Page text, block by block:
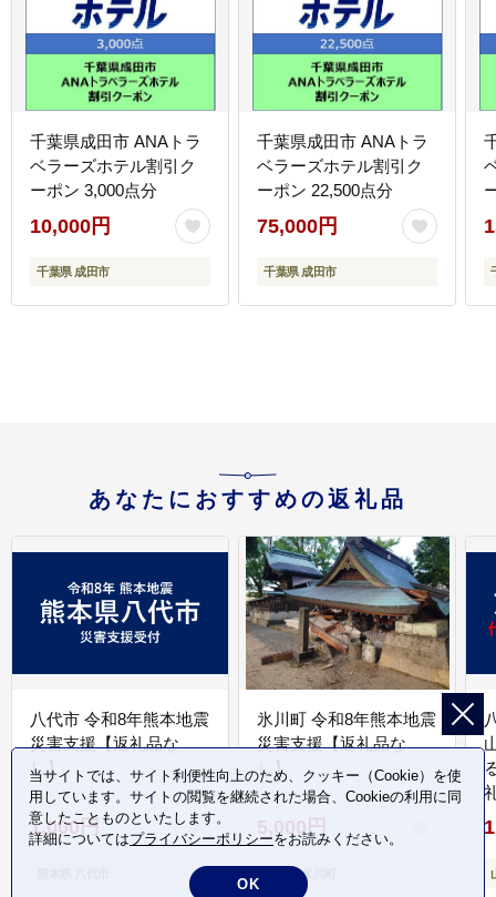
千葉県成田市 ANAトラ
ベラーズホテル割引ク
ーポン 3,000点分
10,000円
千葉県 成田市
千葉県成田市 ANAトラ
ベラーズホテル割引ク
ーポン 22,500点分
75,000円
千葉県 成田市
あなたにおすすめの返礼品
八代市 令和8年熊本地震
災害支援【返礼品な
し】
1,000円
氷川町 令和8年熊本地震
災害支援【返礼品な
し】
5,000円
熊本県 氷川町
当サイトでは、サイト利便性向上のため、クッキー（Cookie）を使
用しています。サイトの閲覧を継続された場合、Cookieの利用に同
意したことものといたします。
詳細についてはプライバシーポリシーをお読みください。
OK